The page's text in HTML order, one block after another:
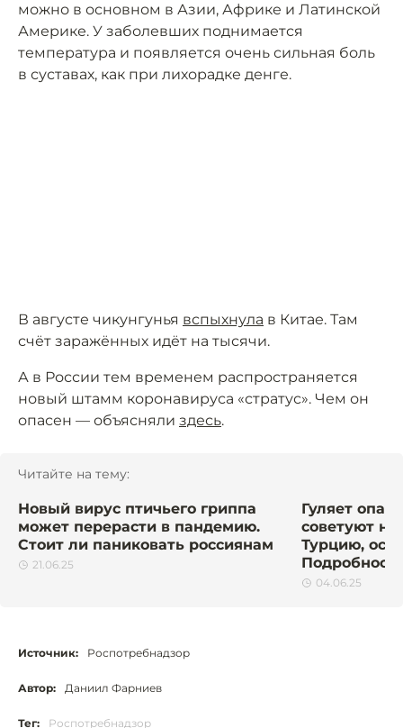
можно в основном в Азии, Африке и Латинской
Америке. У заболевших поднимается
температура и появляется очень сильная боль
в суставах, как при лихорадке денге.
В августе чикунгунья вспыхнула в Китае. Там
счёт заражённых идёт на тысячи.
А в России тем временем распространяется
новый штамм коронавируса «стратус». Чем он
опасен — объясняли здесь.
Читайте на тему:
Новый вирус птичьего гриппа
может перерасти в пандемию.
Стоит ли паниковать россиянам
21.06.25
Гуляет
советуют не
Турцию,
04.06.25
Источник: Роспотребнадзор
Автор: Даниил Фарниев
Тег: Роспотребнадзор